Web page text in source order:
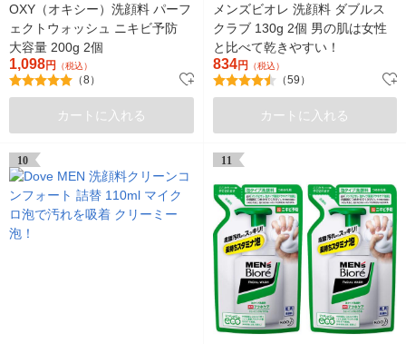
OXY（オキシー）洗顔料 パーフ
ェクトウォッシュ ニキビ予防
大容量 200g 2個
1,098円 （税込）
（8）
カートに入れる
メンズビオレ 洗顔料 ダブルス
クラブ 130g 2個 男の肌は女性
と比べて乾きやすい！
834円 （税込）
（59）
カートに入れる
10 11